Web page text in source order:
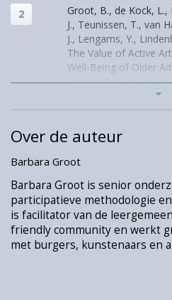
vanzelfsprekend; het is
eigenstandige discipline
van zorg- en welzijn.
De afgelopen decennia
wetenschappelijke
gezondheid. De studies
dansinterventie voor
specifieke aandoening,
studies naar de beleefde
bepaalde doelgroep of
kunstvorm. De
echter zeer versnipperd
waarde van kunst in de
Groot, B., de Kock, L.,
J., Teunissen, T., van
J., Lengams, Y.,
The Value of Active
Well-Being of Older
Participatory Study.
Environmental
8222.
Over de auteur
Barbara Groot
Barbara Groot is senior
participatieve methodologie
is facilitator van de
friendly community en werkt
met burgers, kunstenaars en